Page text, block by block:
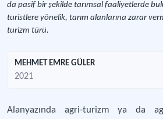
da pasif bir şekilde tarımsal faaliyetlerde
turistlere yönelik, tarım alanlarına zarar
turizm türü.
MEHMET EMRE GÜLER
2021
Alanyazında agri-turizm ya da